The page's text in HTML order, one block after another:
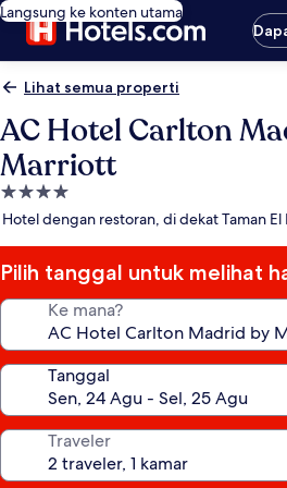
Langsung ke konten utama
Lihat semua properti
AC Hotel Carlton
Marriott
Properti
bintang
Hotel dengan restoran, di dekat Taman El
Pilih tanggal untuk melihat
Ke mana?
Tanggal
Traveler